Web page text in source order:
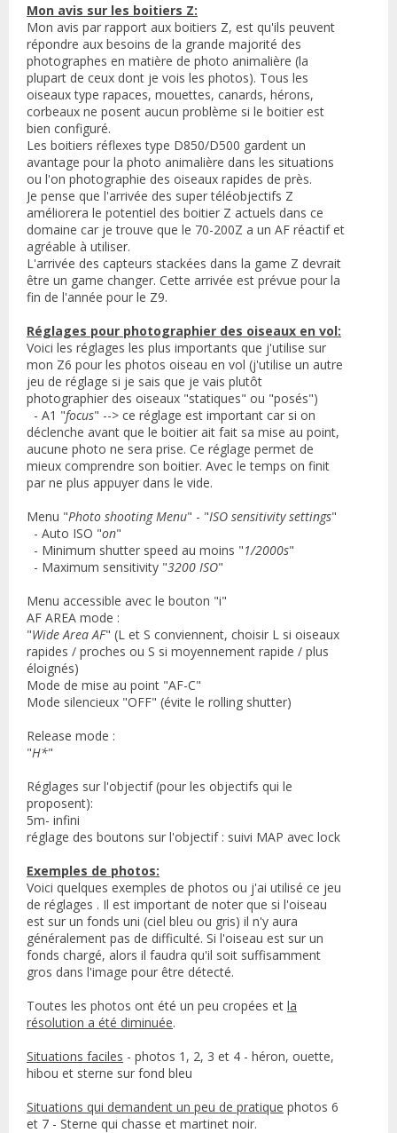
Mon avis sur les boitiers Z:
Mon avis par rapport aux boitiers Z, est qu'ils peuvent
répondre aux besoins de la grande majorité des
photographes en matière de photo animalière (la
plupart de ceux dont je vois les photos). Tous les
oiseaux type rapaces, mouettes, canards, hérons,
corbeaux ne posent aucun problème si le boitier est
bien configuré.
Les boitiers réflexes type D850/D500 gardent un
avantage pour la photo animalière dans les situations
ou l'on photographie des oiseaux rapides de près.
Je pense que l'arrivée des super téléobjectifs Z
améliorera le potentiel des boitier Z actuels dans ce
domaine car je trouve que le 70-200Z a un AF réactif et
agréable à utiliser.
L'arrivée des capteurs stackées dans la game Z devrait
être un game changer. Cette arrivée est prévue pour la
fin de l'année pour le Z9.
Réglages pour photographier des oiseaux en vol:
Voici les réglages les plus importants que j'utilise sur
mon Z6 pour les photos oiseau en vol (j'utilise un autre
jeu de réglage si je sais que je vais plutôt
photographier des oiseaux "statiques" ou "posés")
- A1 "focus" --> ce réglage est important car si on
déclenche avant que le boitier ait fait sa mise au point,
aucune photo ne sera prise. Ce réglage permet de
mieux comprendre son boitier. Avec le temps on finit
par ne plus appuyer dans le vide.
Menu "Photo shooting Menu" - "ISO sensitivity settings"
- Auto ISO "on"
- Minimum shutter speed au moins "1/2000s"
- Maximum sensitivity "3200 ISO"
Menu accessible avec le bouton "i"
AF AREA mode :
"Wide Area AF" (L et S conviennent, choisir L si oiseaux
rapides / proches ou S si moyennement rapide / plus
éloignés)
Mode de mise au point "AF-C"
Mode silencieux "OFF" (évite le rolling shutter)
Release mode :
"H*"
Réglages sur l'objectif (pour les objectifs qui le
proposent):
5m- infini
réglage des boutons sur l'objectif : suivi MAP avec lock
Exemples de photos:
Voici quelques exemples de photos ou j'ai utilisé ce jeu
de réglages . Il est important de noter que si l'oiseau
est sur un fonds uni (ciel bleu ou gris) il n'y aura
généralement pas de difficulté. Si l'oiseau est sur un
fonds chargé, alors il faudra qu'il soit suffisamment
gros dans l'image pour être détecté.
Toutes les photos ont été un peu cropées et la
résolution a été diminuée.
Situations faciles - photos 1, 2, 3 et 4 - héron, ouette,
hibou et sterne sur fond bleu
Situations qui demandent un peu de pratique photos 6
et 7 - Sterne qui chasse et martinet noir.